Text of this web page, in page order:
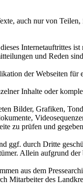
auch nur von
Internetauftrittes ist
und Reden
der Webseiten
Inhalte oder
Bilder, Grafiken,
zu prüfen und
ggf. durch Dritte
Allein aufgrund
aus dem
Mitarbeiter des